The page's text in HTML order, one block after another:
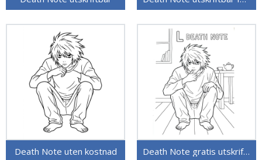
Death Note uten kostnad Death Note gratis utskriftbar